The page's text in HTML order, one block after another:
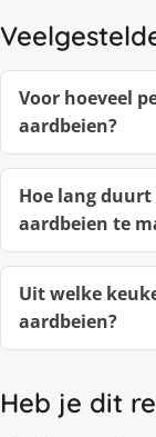
Voor hoeveel
aardbeien?
Hoe lang
aardbeien te
Uit welke
aardbeien?
Heb je dit